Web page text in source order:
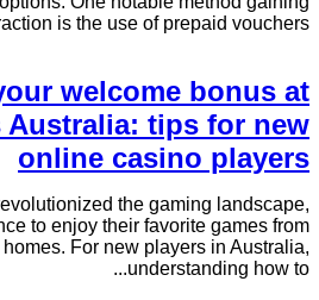
is the use of prepaid vouchers,...
welcome bonus at
Australia: tips for new
online casino players
the gaming landscape,
to enjoy their favorite games from
For new players in Australia,
understanding how to...